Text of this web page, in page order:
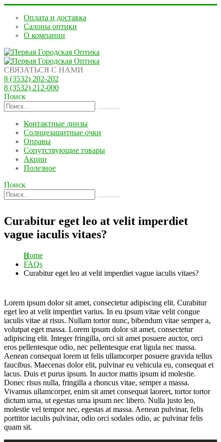
Оплата и доставка
Салоны оптики
О компании
СВЯЗАТЬСЯ С НАМИ
8 (3532) 202-202
8 (3532) 212-000
Поиск
Контактные линзы
Солнцезащитные очки
Оправы
Сопутствующие товары
Акции
Полезное
Поиск
Curabitur eget leo at velit imperdiet
vague iaculis vitaes?
Home
FAQs
Curabitur eget leo at velit imperdiet vague iaculis vitaes?
Lorem ipsum dolor sit amet, consectetur adipiscing elit. Curabitur
eget leo at velit imperdiet varius. In eu ipsum vitae velit congue
iaculis vitae at risus. Nullam tortor nunc, bibendum vitae semper a,
volutpat eget massa. Lorem ipsum dolor sit amet, consectetur
adipiscing elit. Integer fringilla, orci sit amet posuere auctor, orci
eros pellentesque odio, nec pellentesque erat ligula nec massa.
Aenean consequat lorem ut felis ullamcorper posuere gravida tellus
faucibus. Maecenas dolor elit, pulvinar eu vehicula eu, consequat et
lacus. Duis et purus ipsum. In auctor mattis ipsum id molestie.
Donec risus nulla, fringilla a rhoncus vitae, semper a massa.
Vivamus ullamcorper, enim sit amet consequat laoreet, tortor tortor
dictum urna, ut egestas urna ipsum nec libero. Nulla justo leo,
molestie vel tempor nec, egestas at massa. Aenean pulvinar, felis
porttitor iaculis pulvinar, odio orci sodales odio, ac pulvinar felis
quam sit.